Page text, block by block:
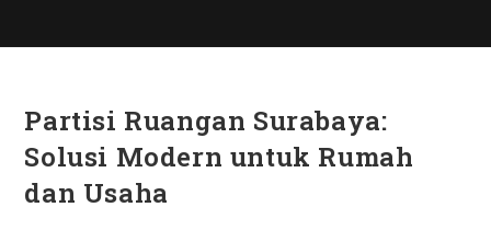
Partisi Ruangan Surabaya:
Solusi Modern untuk Rumah
dan Usaha